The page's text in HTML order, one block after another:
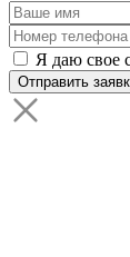
Я даю свое